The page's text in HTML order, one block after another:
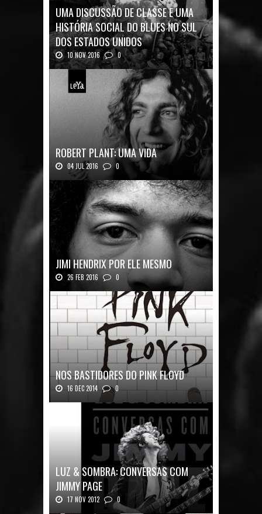
UMA DISCUSSÃO DE CLASSE E UMA
HISTÓRIA SOCIAL DO BLUES NO SUL
DOS ESTADOS UNIDOS
10 NOV 2016 0
Mais uma ótima oportunidade de se
ROBERT PLANT: UMA VIDA
04 JUL 2016 0
Robert Plant, o vocalista do Led Zeppeli...
JIMI HENDRIX POR ELE MESMO
26 FEB 2016 0
Texto histórico expõe a mente do mestre J...
NOS BASTIDORES DO PINK FLOYD
16 DEC 2014 0
Nos Bastidores do Pink Floyd Autor: Mark B...
LUZ & SOMBRA: CONVERSAS COM
JIMMY PAGE
17 NOV 2012 0
Luz & Sombra: Conversas com Jimmy Pag...